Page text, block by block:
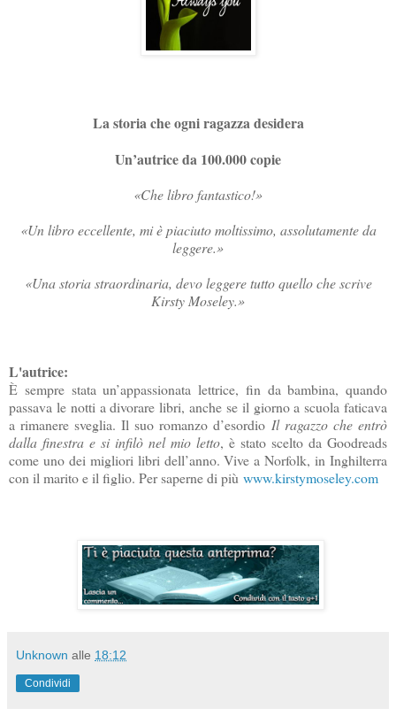
La storia che ogni ragazza desidera
Un’autrice da 100.000 copie
«Che libro fantastico!»
«Un libro eccellente, mi è piaciuto moltissimo, assolutamente da
leggere.»
«Una storia straordinaria, devo leggere tutto quello che scrive
Kirsty Moseley.»
L'autrice:
È sempre stata un’appassionata lettrice, fin da bambina, quando
passava le notti a divorare libri, anche se il giorno a scuola faticava
a rimanere sveglia. Il suo romanzo d’esordio Il ragazzo che entrò
dalla finestra e si infilò nel mio letto, è stato scelto da Goodreads
come uno dei migliori libri dell’anno. Vive a Norfolk, in Inghilterra
con il marito e il figlio. Per saperne di più www.kirstymoseley.com
Unknown alle 18:12
Condividi